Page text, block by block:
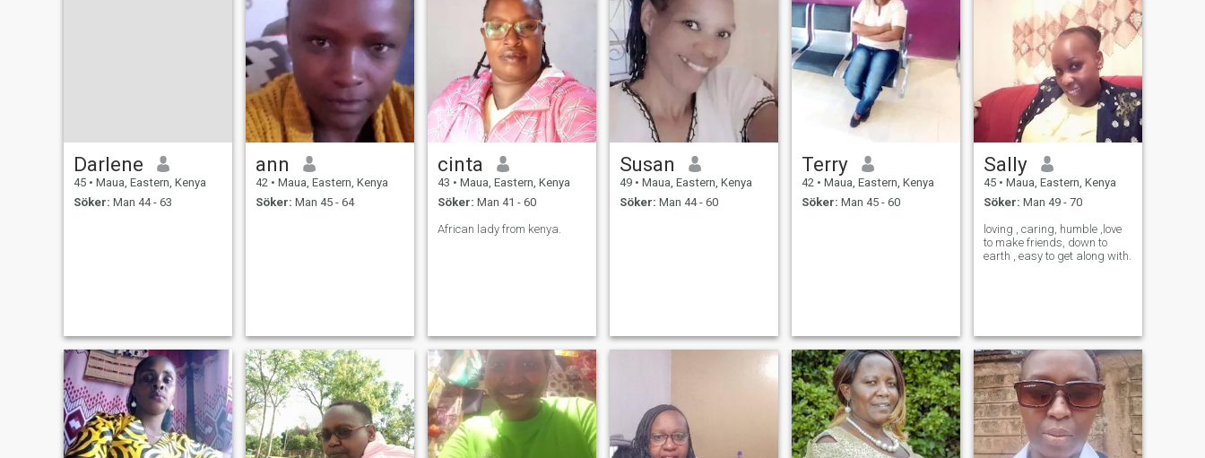
tiden men.är här letar efter
någon att spendera mitt liv
med, kommer inte att be om
någons pengar och kommer
inte att skicka nakenbilder
med en anständig kvinna
och inte heller jag kommer
inte att svara på mycket
unga killar min sons ålder,
alla mina bilder är mindre
kan bevisas genom ett
videosamtal.
Darlene
45 • Maua, Eastern, Kenya
Söker: Man 44 - 63
ann
42 • Maua, Eastern, Kenya
Söker: Man 45 - 64
cinta
43 • Maua, Eastern, Kenya
Söker: Man 41 - 60
African lady from kenya.
Susan
49 • Maua, Eastern, Kenya
Söker: Man 44 - 60
Terry
42 • Maua, Eastern, Kenya
Söker: Man 45 - 60
Sally
45 • Maua, Eastern, Kenya
Söker: Man 49 - 70
loving , caring, humble ,love
to make friends, down to
earth , easy to get along with.